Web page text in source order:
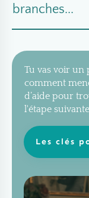
branches...
Tu vas voir un
comment
d’aide pour
l'étape
Les clés